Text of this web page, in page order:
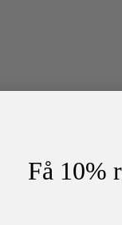
Få 10%